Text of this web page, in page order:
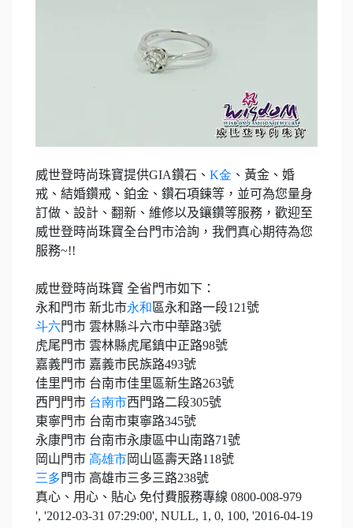
威世登時尚珠寶提供GIA鑽石、 K金 、黃金、婚
戒、結婚鑽戒、鉑金、鑽石項鍊等，並可為您量身
訂做、設計、翻新、維修以及鑲鑽等服務，歡迎至
威世登時尚珠寶全台門市洽詢，我們真心期待為您
服務~!!
威世登時尚珠寶 全省門市如下：
永和門市 新北市永和區永和路一段121號
斗六門市 雲林縣斗六市中華路3號
虎尾門市 雲林縣虎尾鎮中正路98號
嘉義門市 嘉義市民族路493號
佳里門市 台南市佳里區新生路263號
西門門市 台南市西門路二段305號
東寧門市 台南市東寧路345號
永康門市 台南市永康區中山南路71號
岡山門市 高雄市岡山區壽天路118號
三多門市 高雄市三多三路238號
真心、用心、貼心 免付費服務專線 0800-008-979
', '2012-03-31 07:29:00', NULL, 1, 0, 100, '2016-04-19